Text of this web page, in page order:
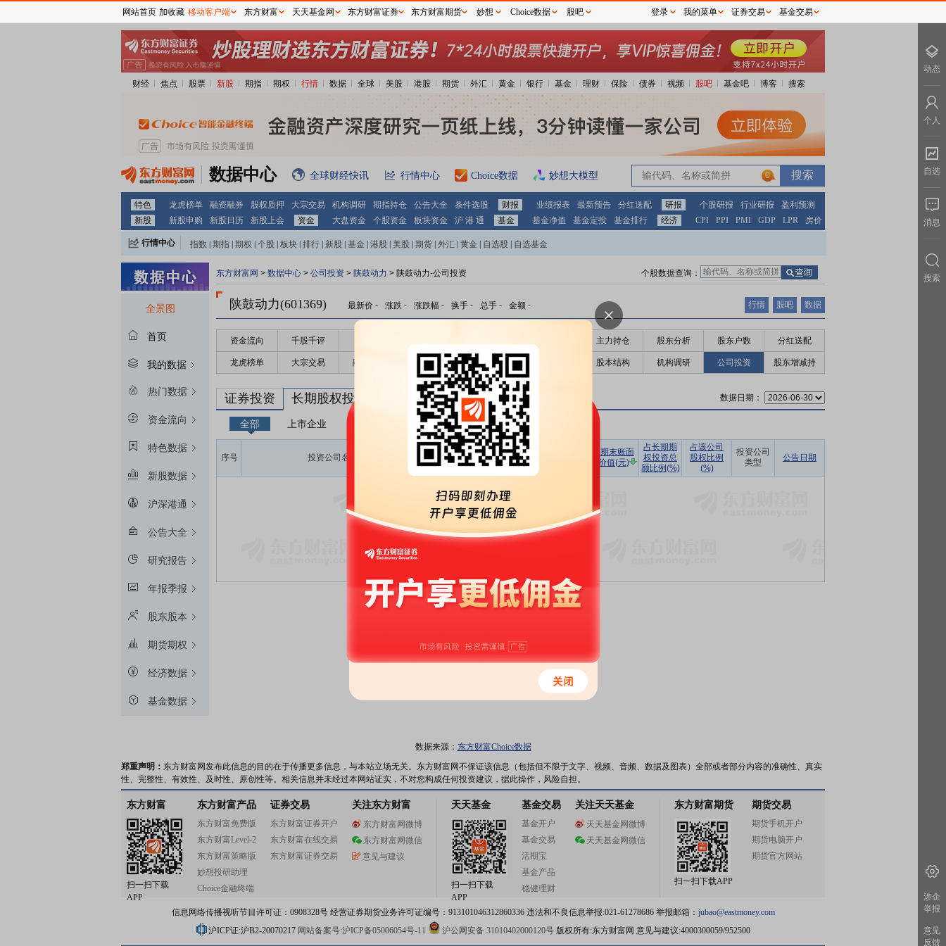
财经 焦点 股票 新股 期指 期权 行情 数据 全球 美股 港股 期货 外汇 黄金 银行 基金 理财 保险 债券 视频 股吧 基金吧 博客 搜索
数据中心 全球财经快讯 行情中心 Choice数据 妙想大模型 0
特色 龙虎榜单 融资融券 股权质押 大宗交易 机构调研 期指持仓 公告大全 条件选股 财报 业绩报表 最新预告 分红送配 研报 个股研报 行业研报
盈利预测
新股
新股申购 新股日历 新股上会 资金 大盘资金 个股资金 板块资金 沪 港 通 基金 基金净值 基金定投 基金排行 经济 CPI PPI PMI GDP LPR 房价
行情中心 指数 期指 期权 个股 板块 排行 新股 基金 港股 美股 期货 外汇 黄金 自选股 自选基金
全景图
首页
我的数据
热门数据
资金流向
特色数据
新股数据
沪深港通
公告大全
研究报告
年报季报
股东股本
期货期权
经济数据
基金数据
东方财富网 > 数据中心 > 公司投资 > 陕鼓动力 > 陕鼓动力-公司投资 个股数据查询：
陕鼓动力(601369) 最新价 - 涨跌 - 涨跌幅 - 换手 - 总手 - 金额 - 行情 股吧 数据
资金流向 千股千评 主力持仓 股东分析 股东户数 分红送配
龙虎榜单 大宗交易 融资融券 高管持股 股东大会 股本结构 机构调研 公司投资 股东增减持
证券投资 长期股权投资 数据日期：
全部 上市企业
序号 投资公司名称
初始投资
金额(元)
持股数量
(股)
期初余额
(元)
期末账面
价值(元)
占长期期
权投资总
额比例(%)
占该公司
股权比例
(%)
投资公司
类型
公告日期
暂无数据
数据来源： 东方财富Choice数据
郑重声明： 东方财富网发布此信息的目的在于传播更多信息，与本站立场无关。东方财富网不保证该信息（包括但不限于文字、视频、音频、数据及图表）全部或者部分内容的准确性、真实
性、完整性、有效性、及时性、原创性等。相关信息并未经过本网站证实，不对您构成任何投资建议，据此操作，风险自担。
东方财富
扫一扫下载
APP
东方财富产品
东方财富免费版
东方财富Level-2
东方财富策略版
妙想投研助理
Choice金融终端
证券交易
东方财富证券开户
东方财富在线交易
东方财富证券交易
关注东方财富
东方财富网微博
东方财富网微信
意见与建议
天天基金
扫一扫下载
APP
基金交易
基金开户
基金交易
活期宝
基金产品
稳健理财
关注天天基金
天天基金网微博
天天基金网微信
东方财富期货
扫一扫下载APP
期货交易
期货手机开户
期货电脑开户
期货官方网站
信息网络传播视听节目许可证：0908328号 经营证券期货业务许可证编号：913101046312860336 违法和不良信息举报:021-61278686 举报邮箱： jubao@eastmoney.com
沪ICP证:沪B2-20070217 网站备案号:沪ICP备05006054号-11 沪公网安备 31010402000120号版权所有:东方财富网 意见与建议:4000300059/952500
网站首页 加收藏 移动客户端 东方财富 天天基金网 东方财富证券 东方财富期货 妙想 Choice数据 股吧 登录 我的菜单 证券交易 基金交易
动态
个人
自选
消息
搜索
涉企
举报
意见
反馈